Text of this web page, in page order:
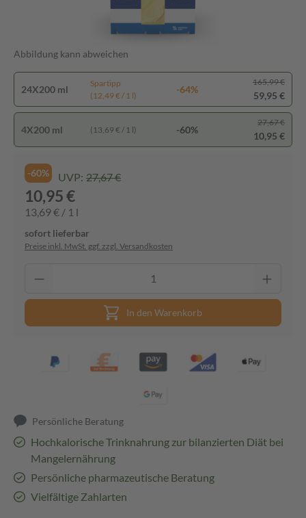
Abbildung kann abweichen
24X200 ml
Spartipp
(12,49 € / 1 l)
-64%
165,99 €
59,95 €
4X200 ml (13,69 € / 1 l) -60%
27,67 €
10,95 €
-60% UVP: 27,67 €
10,95 €
13,69 € / 1 l
sofort lieferbar
Preise inkl. MwSt. ggf. zzgl. Versandkosten
In den Warenkorb
Persönliche Beratung
Hochkalorische Trinknahrung zur bilanzierten Diät bei
Mangelernährung
Persönliche pharmazeutische Beratung
Vielfältige Zahlarten